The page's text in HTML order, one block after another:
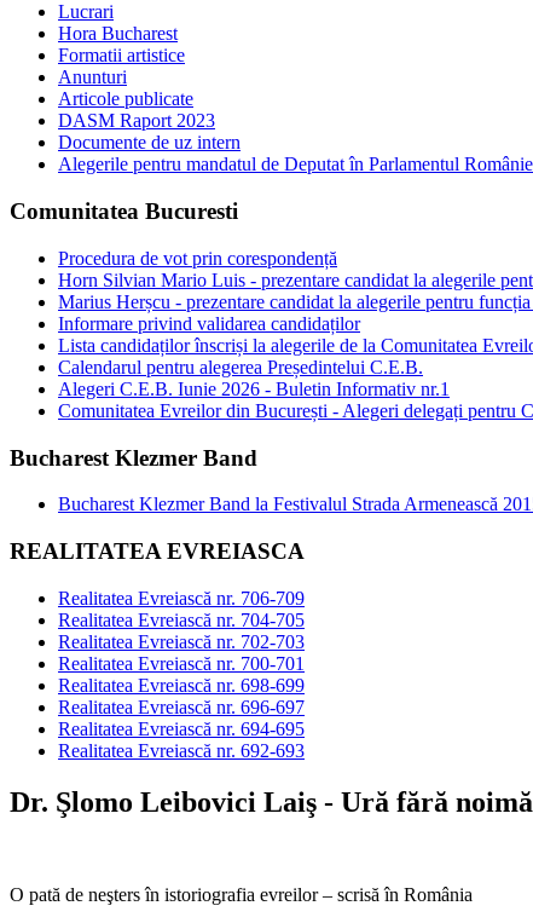
Lucrari
Hora Bucharest
Formatii artistice
Anunturi
Articole publicate
DASM Raport 2023
Documente de uz intern
Alegerile pentru mandatul de Deputat în Parlamentul
Comunitatea Bucuresti
Procedura de vot prin corespondență
Horn Silvian Mario Luis - prezentare candidat la alegerile
Marius Herșcu - prezentare candidat la alegerile pentru
Informare privind validarea candidaților
Lista candidaților înscriși la alegerile de la Comunitatea
Calendarul pentru alegerea Președintelui C.E.B.
Alegeri C.E.B. Iunie 2026 - Buletin Informativ nr.1
Comunitatea Evreilor din București - Alegeri delegați pentru
Bucharest Klezmer Band
Bucharest Klezmer Band la Festivalul Strada Armenească
REALITATEA EVREIASCA
Realitatea Evreiască nr. 706-709
Realitatea Evreiască nr. 704-705
Realitatea Evreiască nr. 702-703
Realitatea Evreiască nr. 700-701
Realitatea Evreiască nr. 698-699
Realitatea Evreiască nr. 696-697
Realitatea Evreiască nr. 694-695
Realitatea Evreiască nr. 692-693
Dr. Şlomo Leibovici Laiş - Ură fără noimă
O pată de neşters în istoriografia evreilor – scrisă în România